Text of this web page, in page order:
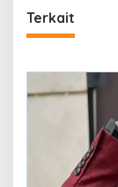
g
a
s
i
Terkait